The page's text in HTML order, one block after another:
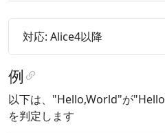
対応: Alice4以降
例
以下は、"Hello,World"が
を判定します